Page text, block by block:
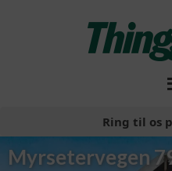
Ring til os
Myrsetervegen